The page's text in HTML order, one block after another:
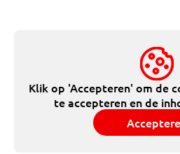
Klik op 'Accepteren' om de
te accepteren en de